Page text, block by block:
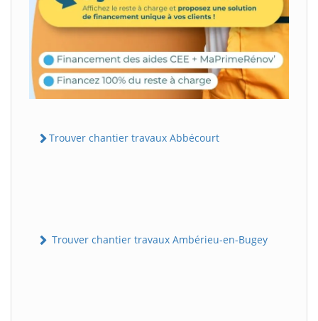
Trouver chantier travaux Abbécourt
Trouver chantier travaux Ambérieu-en-Bugey